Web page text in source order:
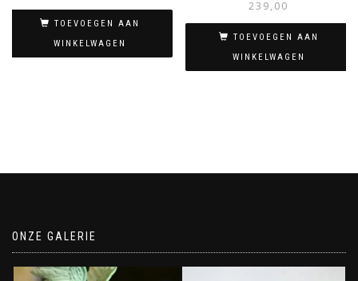
TOEVOEGEN AAN
WINKELWAGEN
Gewaardeerd
5.00 uit 5
239,00
TOEVOEGEN AAN
WINKELWAGEN
ONZE GALERIE